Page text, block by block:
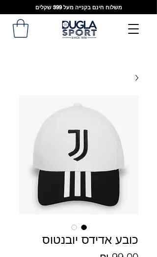
משלוח חינם בקנייה מעל 399 שקלים
כובע אדידס יובנטוס